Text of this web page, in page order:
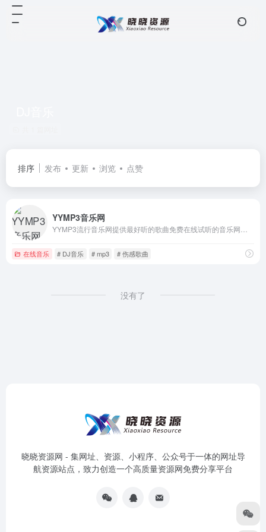
排序 发布 更新 浏览 点赞
YYMP3音乐网
在线音乐 # DJ音乐 # mp3 # 伤感歌曲
没有了
晓晓资源网 - 集网址、资源、小程序、公众号于一体的网址导
航资源站点，致力创造一个高质量资源网免费分享平台